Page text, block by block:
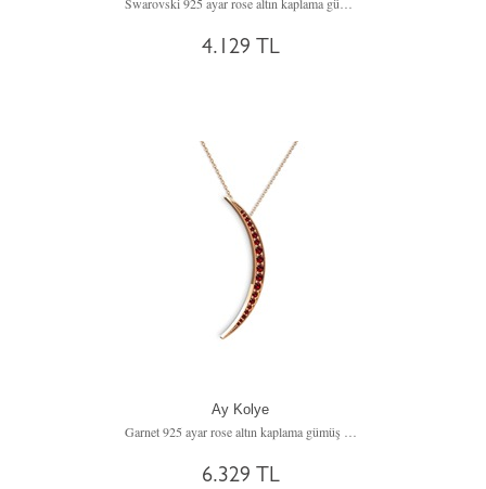
4.129 TL
Ay Kolye
6.329 TL